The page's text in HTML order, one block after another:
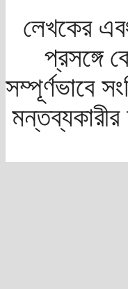
লেখকের
প্রসঙ্গে
সম্পূর্ণভাবে